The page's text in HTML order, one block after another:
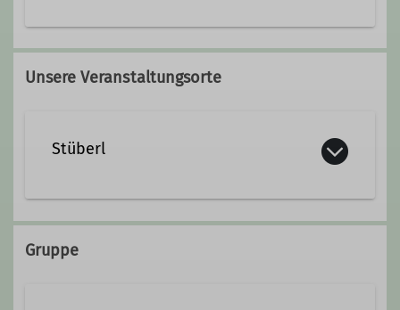
Kontakt aufnehmen
Unsere Veranstaltungsorte
Stüberl
St.-Cajetan-Str. 33
Gruppe